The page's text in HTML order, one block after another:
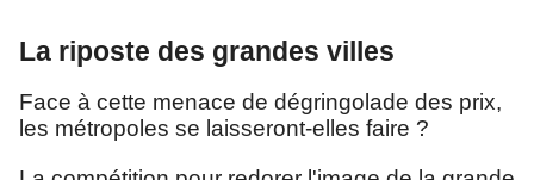
La riposte des grandes villes
Face à cette menace de dégringolade des prix,
les métropoles se laisseront-elles faire ?